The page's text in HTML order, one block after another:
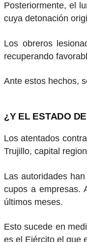
Posteriormente, el
cuya detonación
Los obreros
recuperando
Ante estos hechos,
¿Y EL ESTADO
Los atentados
Trujillo, capital
Las autoridades
cupos a empresas.
últimos meses.
Esto sucede en
es el Ejército el que